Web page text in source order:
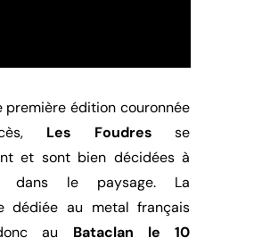
première édition couronnée
Les Foudres se
et sont bien décidées à
dans le paysage. La
dédiée au metal français
au Bataclan le 10